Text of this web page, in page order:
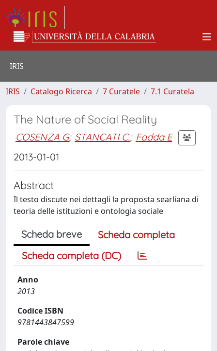
IRIS
IRIS Catalogo Ricerca 7 Curatele 7.1 Curatela
The Nature of Social Reality
COSENZA G; STANCATI C.; Fadda E
2013-01-01
Abstract
Il testo discute nei dettagli la proposta searliana di
teoria delle istituzioni e ontologia sociale
Scheda breve
Scheda completa
Scheda completa (DC)
Anno
2013
Codice ISBN
9781443847599
Parole chiave